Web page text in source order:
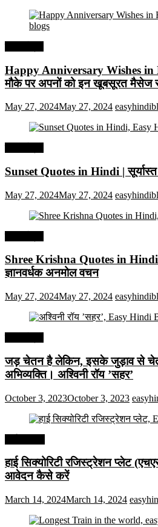
Happy Anniversary Wishes in
मौके पर अपनों को इन खूबसूरत मैसेज से
May 27, 2024May 27, 2024
Sunset Quotes in Hindi | सूर्यास्त
May 27, 2024May 27, 2024
Shree Krishna Quotes in Hindi |
ज्ञानवर्धक अनमोल वचन
May 27, 2024May 27, 2024
जड़ चेतन है लेकिन, इसके जुड़ाव से
अभिव्यक्ति। अश्विनी रॉय ’सहर’
October 3, 2023October 3, 2023
हाई सिक्योरिटी रजिस्ट्रेशन प्लेट
आवेदन कैसे करें
March 14, 2024March 14, 2024